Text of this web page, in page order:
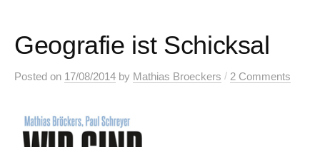
Geografie ist Schicksal
Posted on 17/08/2014 by Mathias Broeckers / 2 Comments